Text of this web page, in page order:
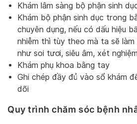
Khám lâm sàng bộ phận sinh
Khám bộ phận sinh dục trong
chuyên dụng, nếu có dấu hiệu
nhiễm thì tùy theo mà ta sẽ
như soi tươi, siêu âm, xét
Khám phụ khoa bằng tay
Ghi chép đầy đủ vào sổ khám
dõi
Quy trình chăm sóc bệnh